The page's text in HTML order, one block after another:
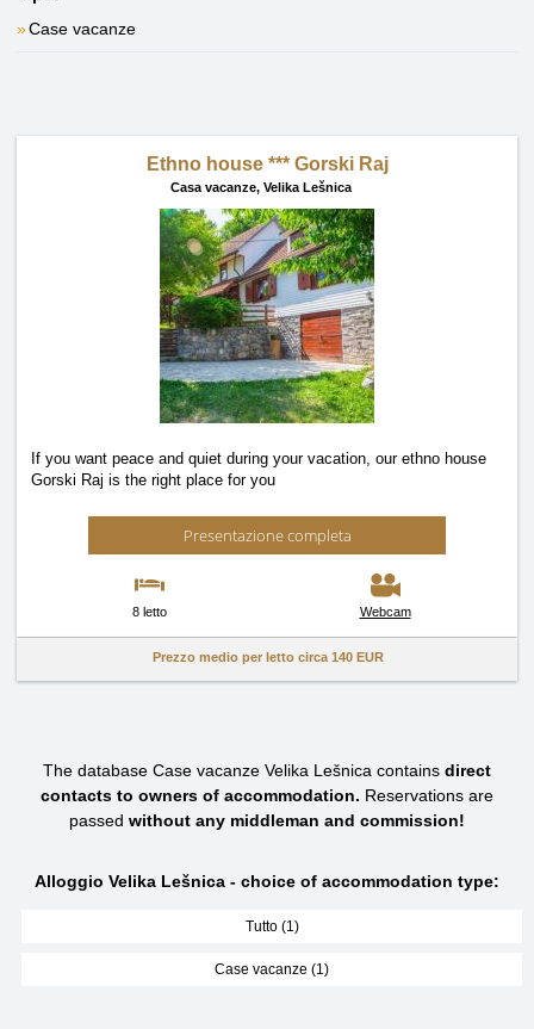
Case vacanze
Ethno house *** Gorski Raj
Casa vacanze, Velika Lešnica
If you want peace and quiet during your vacation, our ethno house
Gorski Raj is the right place for you
Presentazione completa
8 letto Webcam
Prezzo medio per letto circa 140 EUR
The database Case vacanze Velika Lešnica contains direct
contacts to owners of accommodation. Reservations are
passed without any middleman and commission!
Alloggio Velika Lešnica - choice of accommodation type:
Tutto (1)
Case vacanze (1)